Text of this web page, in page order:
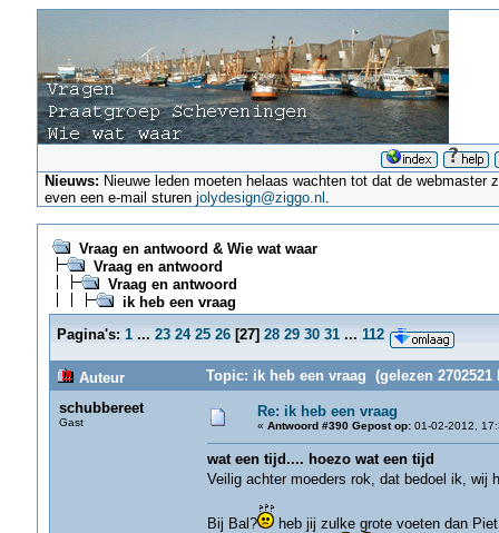
Nieuws: Nieuwe leden moeten helaas wachten tot dat de
even een e-mail sturenjolydesign@ziggo.nl .
Vraag en antwoord & Wie wat waar
Vraag en antwoord
Vraag en antwoord
ik heb een vraag
Pagina's: 1 ... 23 24 25 26[27] 28 29 30 31 ... 112
Auteur
Topic: ik heb een vraag (gelezen 2702521
schubbereet
Gast
Re: ik heb een vraag
« Antwoord #390 Gepost op:01-02-2012,
wat een tijd.... hoezo wat een tijd
Veilig achter moeders rok, dat bedoel ik, wij
Bij Bal?
heb jij zulke grote voeten dan